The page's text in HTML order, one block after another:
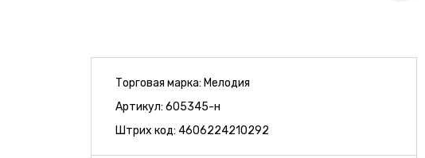
Торговая марка: Мелодия
Артикул:605345-н
Штрих код:4606224210292